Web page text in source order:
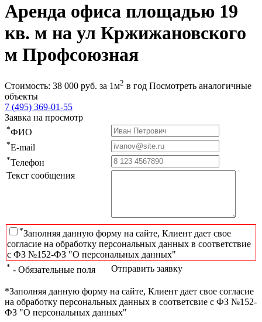
Аренда офиса площадью 19
кв. м на ул Кржижановского
м Профсоюзная
Стоимость: 38 000 руб. за 1м2 в год Посмотреть аналогичные
объекты
7 (495) 369-01-55
Заявка на просмотр
*ФИО
*E-mail
*Телефон
Текст сообщения
*Заполняя данную форму на сайте, Клиент дает свое
согласие на обработку персональных данных в соответствие
с ФЗ №152-ФЗ "О персональных данных"
* - Обязательные поля Отправить заявку
*Заполняя данную форму на сайте, Клиент дает свое согласие
на обработку персональных данных в соответсвие с ФЗ №152-
ФЗ "О персональных данных"